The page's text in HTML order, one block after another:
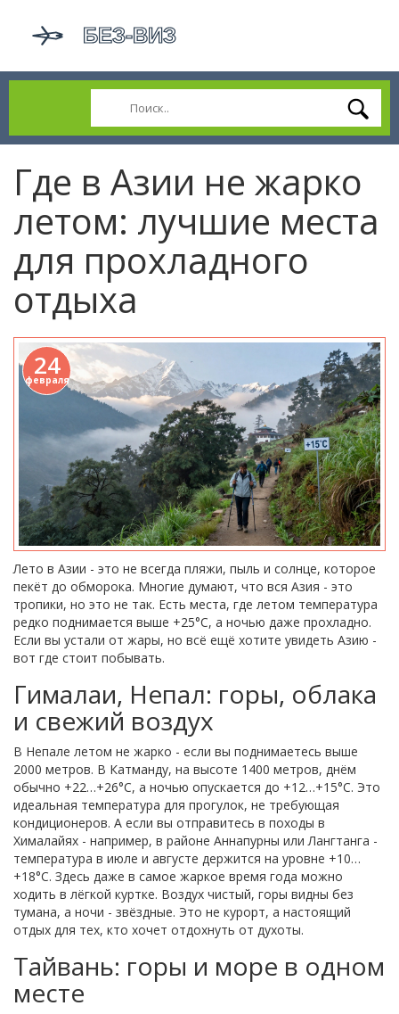
Где в Азии не жарко
летом: лучшие места
для прохладного
отдыха
24
февраля
Лето в Азии - это не всегда пляжи, пыль и солнце, которое
пекёт до обморока. Многие думают, что вся Азия - это
тропики, но это не так. Есть места, где летом температура
редко поднимается выше +25°C, а ночью даже прохладно.
Если вы устали от жары, но всё ещё хотите увидеть Азию -
вот где стоит побывать.
Гималаи, Непал: горы, облака
и свежий воздух
В Непале летом не жарко - если вы поднимаетесь выше
2000 метров. В Катманду, на высоте 1400 метров, днём
обычно +22…+26°C, а ночью опускается до +12…+15°C. Это
идеальная температура для прогулок, не требующая
кондиционеров. А если вы отправитесь в походы в
Хималайях - например, в районе Аннапурны или Лангтанга -
температура в июле и августе держится на уровне +10…
+18°C. Здесь даже в самое жаркое время года можно
ходить в лёгкой куртке. Воздух чистый, горы видны без
тумана, а ночи - звёздные. Это не курорт, а настоящий
отдых для тех, кто хочет отдохнуть от духоты.
Тайвань: горы и море в одном
месте